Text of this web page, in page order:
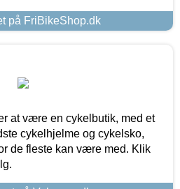
på FriBikeShop.dk
at være en cykelbutik, med et
cykelhjelme og cykelsko,
de fleste kan være med. Klik